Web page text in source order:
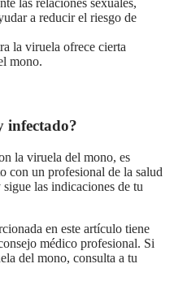
a reducir el riesgo de
la viruela ofrece cierta
mono.
infectado?
la viruela del mono, es
con un profesional de la salud
las indicaciones de tu
en este artículo tiene
médico profesional. Si
del mono, consulta a tu